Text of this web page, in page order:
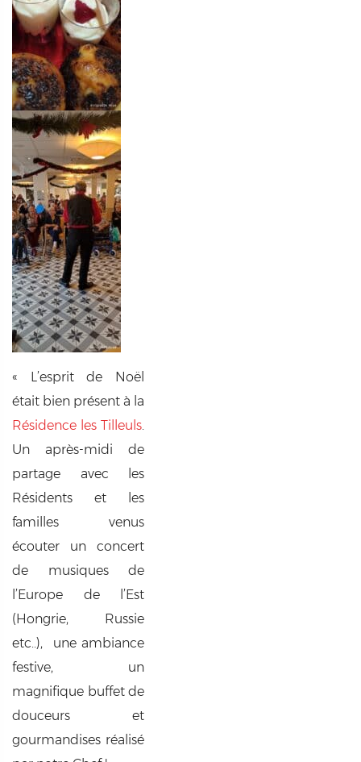
« L’esprit de Noël
était bien présent à la
Résidence les Tilleuls
Un après-midi de
partage avec les
Résidents et les
familles venus
écouter un concert
de musiques de
l’Europe de l’Est
(Hongrie, Russie
etc..), une ambiance
festive, un
magnifique buffet de
douceurs et
gourmandises réalisé